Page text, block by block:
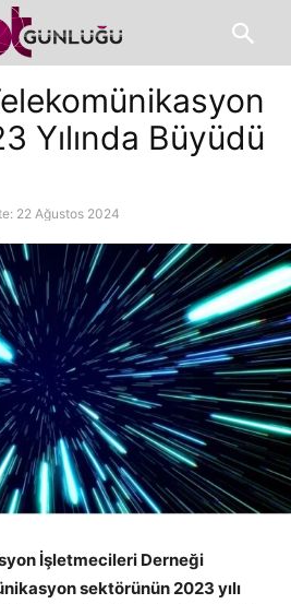
Yılında Büyüdü
22 Ağustos 2024
İşletmecileri Derneği
sektörünün 2023 yılı